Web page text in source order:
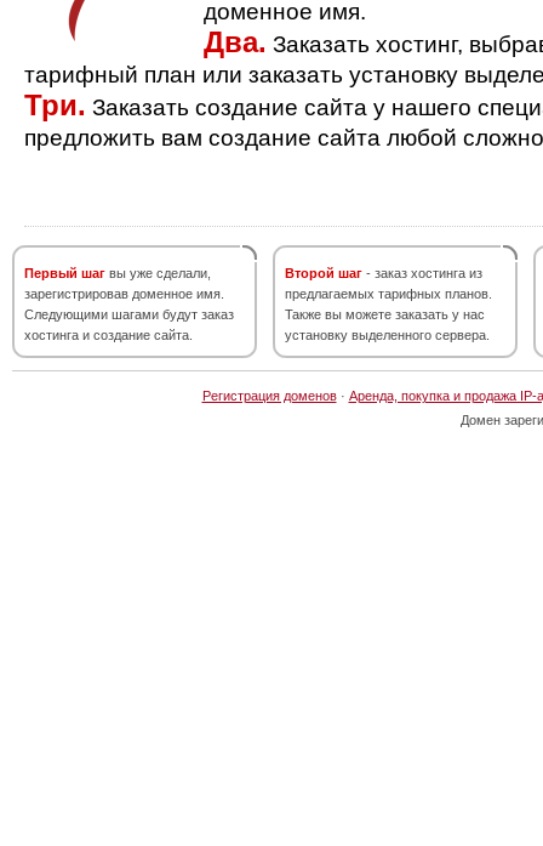
доменное имя.
Два. Заказать хостинг,
тарифный план или заказать установку
Три. Заказать создание сайта у нашего
предложить вам создание сайта любой
Первый шаг вы уже сделали,
зарегистрировав доменное имя.
Следующими шагами будут заказ
хостинга и создание сайта.
Второй шаг - заказ хостинга из
предлагаемых тарифных планов.
Также вы можете заказать у нас
установку выделенного сервера.
Регистрация доменов· Аренда, покупка и продажа IP-
Домен